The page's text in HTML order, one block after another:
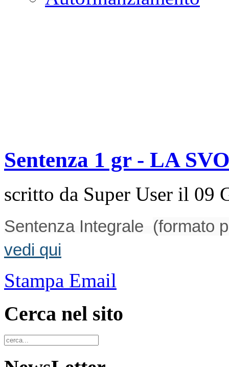
Sentenza 1 gr - LA
scritto da Super User il 09
Sentenza Integrale (formato
vedi qui
Stampa Email
Cerca nel sito